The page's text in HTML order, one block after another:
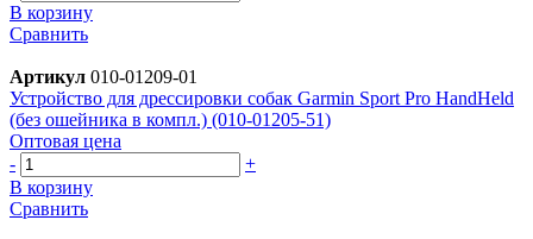
В корзину
Сравнить
Артикул 010-01209-01
Устройство для дрессировки собак Garmin Sport Pro HandHeld
(без ошейника в компл.) (010-01205-51)
Оптовая цена
-
+
В корзину
Сравнить